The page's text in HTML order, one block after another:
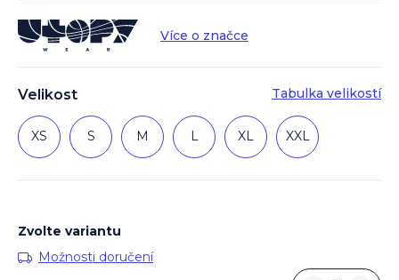
Velikost Tabulka velikostí
XS S M L XL XXL
Více o značce
Zvolte variantu
Možnosti doručení